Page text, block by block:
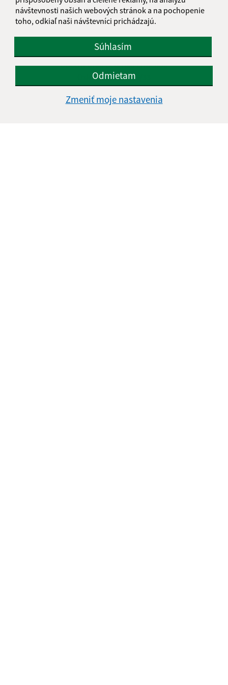
návštevnosti našich webových stránok a na pochopenie
toho, odkiaľ naši návštevníci prichádzajú.
Súhlasím
Odmietam
Zmeniť moje nastavenia
Obedňajšia prestávka:12:00 - 13:00
Kontakt:
Obecný úrad Belá nad Cirochou
Osloboditeľov 535/33
067 81 Belá nad Cirochou